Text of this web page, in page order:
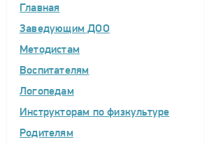
Главная
Заведующим ДОО
Методистам
Воспитателям
Логопедам
Инструкторам по физкультуре
Родителям